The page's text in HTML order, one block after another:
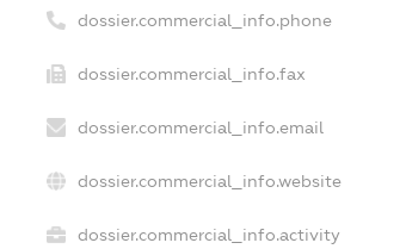
dossier.commercial_info.phone
dossier.commercial_info.fax
dossier.commercial_info.email
dossier.commercial_info.website
dossier.commercial_info.activity